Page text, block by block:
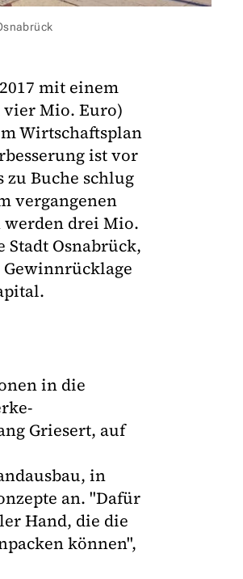
mit einem
vier Mio. Euro)
Wirtschaftsplan
ist vor
Buche schlug
vergangenen
werden drei Mio.
Osnabrück,
in die
Griesert, auf
in
an. "Dafür
Hand, die die
können",